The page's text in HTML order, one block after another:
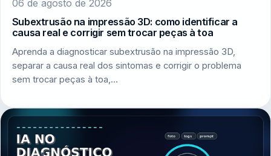
06 de agosto de 2026
Subextrusão na impressão 3D: como identificar a
causa real e corrigir sem trocar peças à toa
Aprenda a diagnosticar subextrusão na impressão 3D,
separar a causa real dos sintomas e corrigir o problema
sem trocar peças à toa,…